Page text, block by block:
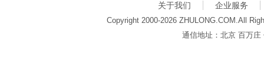
关于我们 企业服务
Copyright 2000-2026 ZHULONG.COM.All
通信地址：北京 百万